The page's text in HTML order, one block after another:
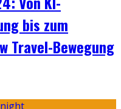
bis zum
Travel-Bewegung